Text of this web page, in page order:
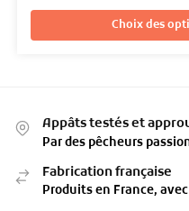
Choix des
Appâts testés et
Par des pêcheurs
Fabrication française
Produits en France,